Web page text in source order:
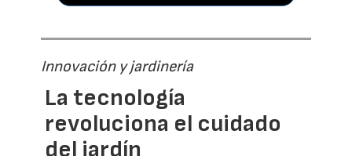
Innovación y jardinería
La tecnología
revoluciona el cuidado
del jardín